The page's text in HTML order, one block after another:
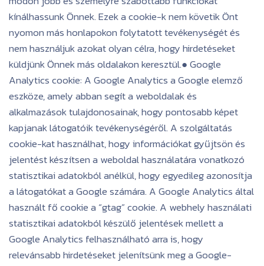
kínálhassunk Önnek. Ezek a cookie-k nem követik Önt
nyomon más honlapokon folytatott tevékenységét és
nem használjuk azokat olyan célra, hogy hirdetéseket
küldjünk Önnek más oldalakon keresztül.● Google
Analytics cookie: A Google Analytics a Google elemző
eszköze, amely abban segít a weboldalak és
alkalmazások tulajdonosainak, hogy pontosabb képet
kapjanak látogatóik tevékenységéről. A szolgáltatás
cookie-kat használhat, hogy információkat gyűjtsön és
jelentést készítsen a weboldal használatára vonatkozó
statisztikai adatokból anélkül, hogy egyedileg azonosítja
a látogatókat a Google számára. A Google Analytics által
használt fő cookie a “gtag” cookie. A webhely használati
statisztikai adatokból készülő jelentések mellett a
Google Analytics felhasználható arra is, hogy
relevánsabb hirdetéseket jelenítsünk meg a Google-